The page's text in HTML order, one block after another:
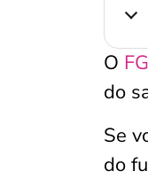
O
do
Se
do